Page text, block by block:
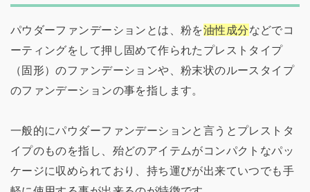
パウダーファンデーションとは、粉を油性成分などでコ
ーティングをして押し固めて作られたプレストタイプ
（固形）のファンデーションや、粉末状のルースタイプ
のファンデーションの事を指します。
一般的にパウダーファンデーションと言うとプレストタ
イプのものを指し、殆どのアイテムがコンパクトなパッ
ケージに収められており、持ち運びが出来ていつでも手